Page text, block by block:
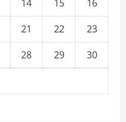
14 15
16
21 22
23
28 29
30